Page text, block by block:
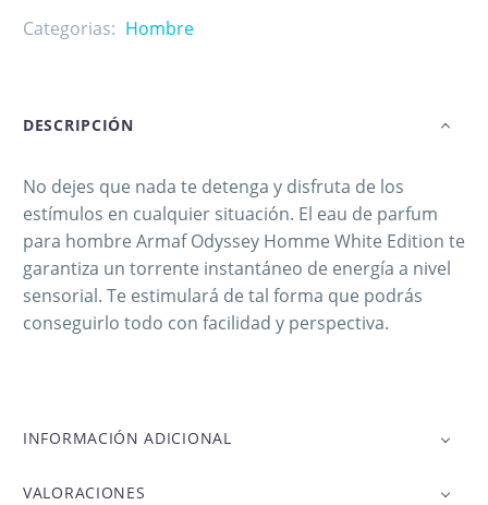
Categorias: Hombre
DESCRIPCIÓN
No dejes que nada te detenga y disfruta de los
estímulos en cualquier situación. El eau de parfum
para hombre Armaf Odyssey Homme White Edition te
garantiza un torrente instantáneo de energía a nivel
sensorial. Te estimulará de tal forma que podrás
conseguirlo todo con facilidad y perspectiva.
INFORMACIÓN ADICIONAL
VALORACIONES